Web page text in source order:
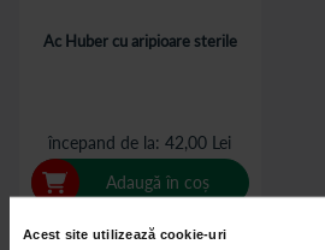
Acest site utilizează cookie-uri
Ac Huber cu aripioare sterile
începand de la 42,00 Lei
Adaugă în coș